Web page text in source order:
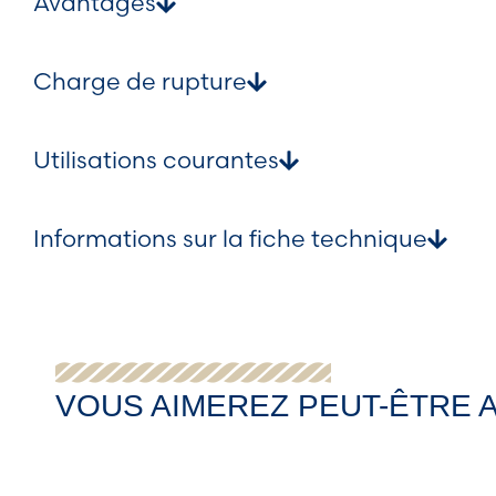
Charge de rupture
Utilisations courantes
Informations sur la fiche technique
VOUS AIMEREZ PEUT-ÊTRE